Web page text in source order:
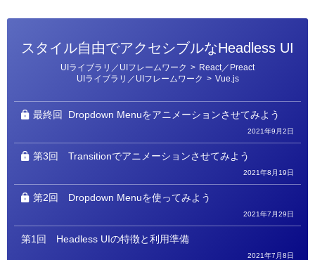
スタイル自由でアクセシブルなHeadless UI
ー
UIライブラリ／UIフレームワーク > React／Preact
UIライブラリ／UIフレームワーク > Vue.js
最終回 Dropdown Menuをアニメーションさせてみよう
2021年9月2日
第3回 Transitionでアニメーションさせてみよう
2021年8月19日
第2回 Dropdown Menuを使ってみよう
2021年7月29日
第1回 Headless UIの特徴と利用準備
2021年7月8日